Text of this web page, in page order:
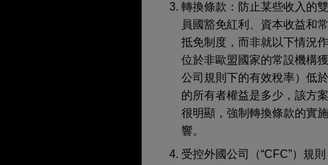
轉換條款：防止某些收入的
員國豁免紅利、資本收益和
抵免制度，而非就以下情況
位於非歐盟國家的常設機構
公司規則下的有效稅率）低
的所有者權益是多少，該方案
很明顯，強制轉換條款的實
響。
受控外國公司（“CFC”）規